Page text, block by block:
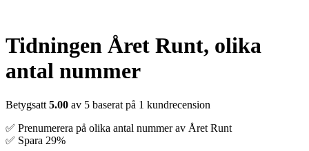
Tidningen Året Runt, olika
antal nummer
Betygsatt 5.00 av 5 baserat på 1 kundrecension
✅ Prenumerera på olika antal nummer av Året Runt
✅ Spara 29%